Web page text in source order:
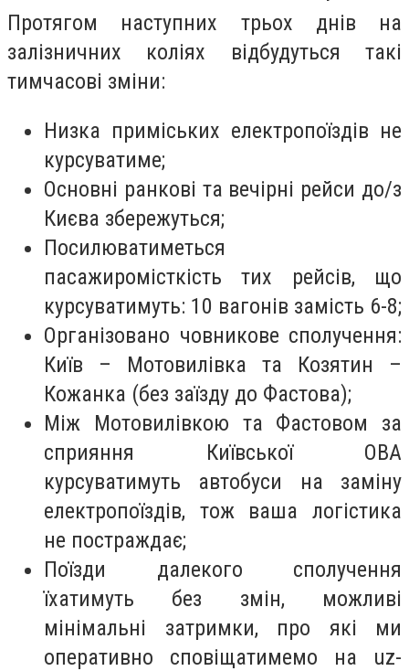
Протягом наступних трьох днів на
залізничних коліях відбудуться такі
тимчасові зміни:
Низка приміських електропоїздів не
курсуватиме;
Основні ранкові та вечірні рейси до/з
Києва збережуться;
Посилюватиметься
пасажиромісткість тих рейсів, що
курсуватимуть: 10 вагонів замість 6-8;
Організовано човникове сполучення:
Київ – Мотовилівка та Козятин –
Кожанка (без заїзду до Фастова);
Між Мотовилівкою та Фастовом за
сприяння Київської ОВА
курсуватимуть автобуси на заміну
електропоїздів, тож ваша логістика
не постраждає;
Поїзди далекого сполучення
їхатимуть без змін, можливі
мінімальні затримки, про які ми
оперативно сповіщатимемо на uz-